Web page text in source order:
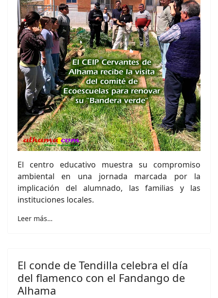
El centro educativo muestra su compromiso
ambiental en una jornada marcada por la
implicación del alumnado, las familias y las
instituciones locales.
Leer más…
El conde de Tendilla celebra el día
del flamenco con el Fandango de
Alhama